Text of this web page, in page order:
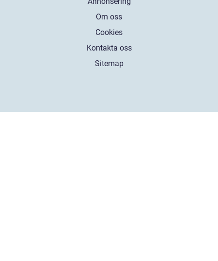
Om oss
Cookies
Kontakta oss
Sitemap